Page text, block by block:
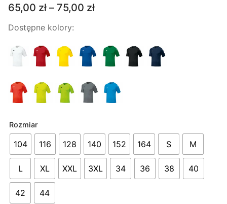
65,00 zł – 75,00 złZakres
do
75,00 zł
Dostępne kolory:
Rozmiar
104 116 128 140 152 164 S M
L XL XXL 3XL 34 36 38 40
42 44